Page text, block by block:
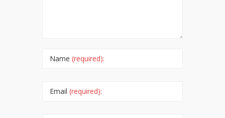
Name (required):
Email (required):